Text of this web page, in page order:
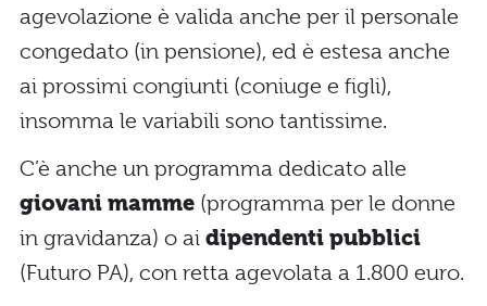
agevolazione è valida anche per il personale
congedato (in pensione), ed è estesa anche
ai prossimi congiunti (coniuge e figli),
insomma le variabili sono tantissime.
C’è anche un programma dedicato alle
giovani mamme (programma per le donne
in gravidanza) o ai dipendenti pubblici
(Futuro PA), con retta agevolata a 1.800 euro.